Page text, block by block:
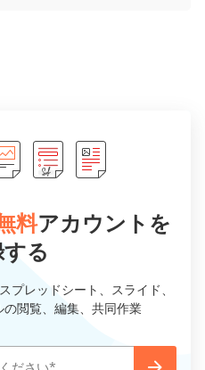
料アカウントを
る
プレッドシート、スライド、
の閲覧、編集、共同作業